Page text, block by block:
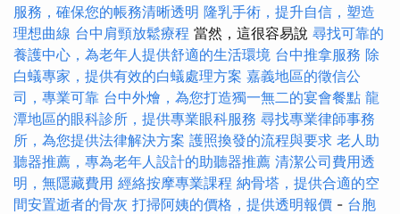
服務，確保您的帳務清晰透明 隆乳手術，提升自信，塑造
理想曲線 台中肩頸放鬆療程 當然，這很容易說 尋找可靠的
養護中心，為老年人提供舒適的生活環境 台中推拿服務 除
白蟻專家，提供有效的白蟻處理方案 嘉義地區的徵信公
司，專業可靠 台中外燴，為您打造獨一無二的宴會餐點 龍
潭地區的眼科診所，提供專業眼科服務 尋找專業律師事務
所，為您提供法律解決方案 護照換發的流程與要求 老人助
聽器推薦，專為老年人設計的助聽器推薦 清潔公司費用透
明，無隱藏費用 經絡按摩專業課程 納骨塔，提供合適的空
間安置逝者的骨灰 打掃阿姨的價格，提供透明報價 - 台胞